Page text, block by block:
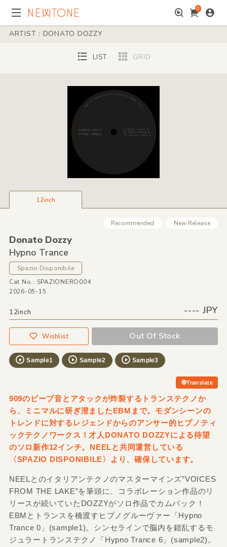
0
ARTIST : DONATO DOZZY
LIST GRID
12inch
Recommended New Release
Donato Dozzy
Hypno Trance
Spazio Disponibile
Cat No.: SPAZIONERO004
2026-05-15
12inch ---- JPY
Wishlist Out Of Stock
Sample1 Sample2 Sample3
Translate
909のビープ音とアタックが炸裂するトランステクノか
ら、ミニマルに研ぎ澄ましたEBMまで。モダンシーンの
トレンドに対するレジェンドからのアンサー的ヒプノティ
ックテクノワークス！才人DONATO DOZZYによる待望
のソロ新作12インチ。NEELと共同運営している
〈SPAZIO DISPONIBILE〉より、確保しています。
NEELとのイタリアンテクノのマスターマインズ”VOICES
FROM THE LAKE”を筆頭に、コラボレーション作品のリ
リースが続いていたDOZZYがソロ作品でカムバック！
EBMとトランスを橋渡すヒプノグルーヴァー「Hypno
Trance 0」(sample1)。シンセラインで脳内を錯乱するモ
ジュラートランステクノ「Hypno Trance 6」(sample2)。